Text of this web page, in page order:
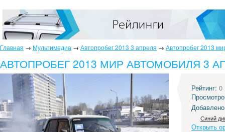
Главная → Мультимедиа → Автопробег 2013 3 апреля → Автопробег 2013
АВТОПРОБЕГ 2013 МИР АВТОМОБИЛЯ 3
Рейтинг: 0
Синий
Открыть